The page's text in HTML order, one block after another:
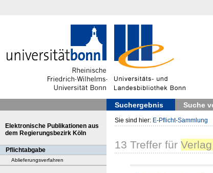
Suchergebnis Suche
Elektronische Publikationen aus
dem Regierungsbezirk Köln
Pflichtabgabe
Ablieferungsverfahren
Sie sind hier: E-Pflicht-Sammlung
13 Treffer für